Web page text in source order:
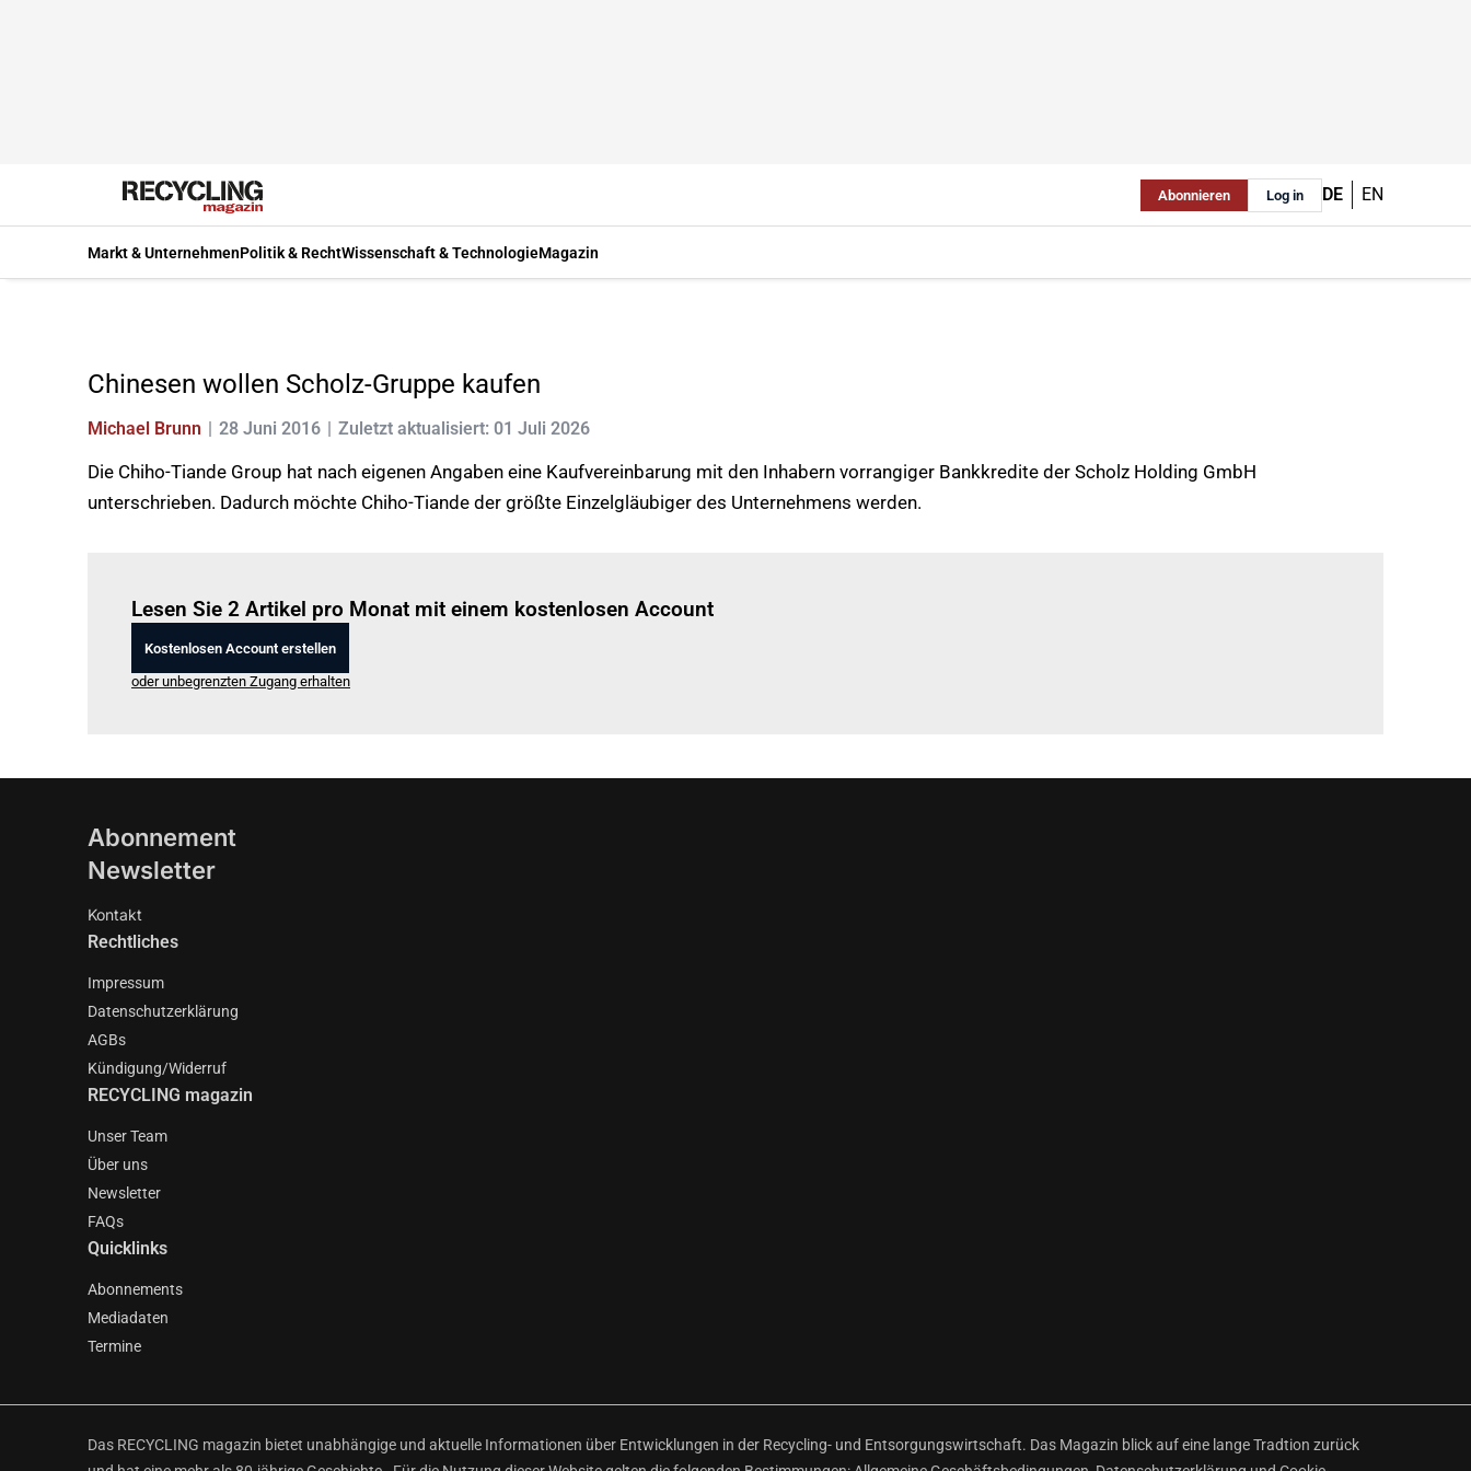
Abonnieren Log in DE EN
Markt & UnternehmenPolitik & RechtWissenschaft & TechnologieMagazin
Chinesen wollen Scholz-Gruppe kaufen
Michael Brunn 28 Juni 2016 Zuletzt aktualisiert: 01 Juli 2026
Die Chiho-Tiande Group hat nach eigenen Angaben eine Kaufvereinbarung mit den Inhabern vorrangiger Bankkredite der Scholz Holding GmbH
unterschrieben. Dadurch möchte Chiho-Tiande der größte Einzelgläubiger des Unternehmens werden.
Lesen Sie 2 Artikel pro Monat mit einem kostenlosen Account
Kostenlosen Account erstellen
oder unbegrenzten Zugang erhalten
Abonnement
Newsletter
Kontakt
Rechtliches
Impressum
Datenschutzerklärung
AGBs
Kündigung/Widerruf
RECYCLING magazin
Unser Team
Über uns
Newsletter
FAQs
Quicklinks
Abonnements
Mediadaten
Termine
Das RECYCLING magazin bietet unabhängige und aktuelle Informationen über Entwicklungen in der Recycling- und Entsorgungswirtschaft. Das Magazin blick auf eine lange Tradtion zurück